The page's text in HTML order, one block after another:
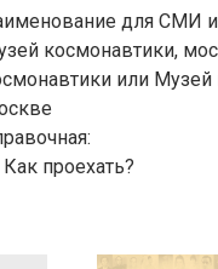
для СМИ и
космонавтики,
или Музей
Как проехать?